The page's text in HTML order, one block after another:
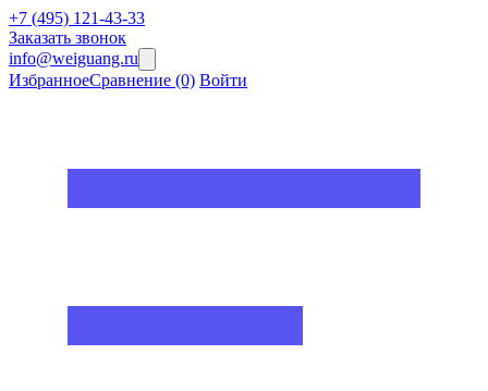
+7 (495) 121-43-33
Заказать звонок
info@weiguang.ru
ИзбранноеСравнение (0) Войти